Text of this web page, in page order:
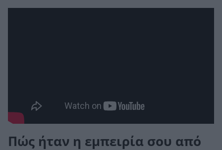
Πώς ήταν η εμπειρία σου από